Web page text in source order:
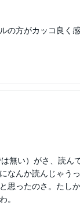
の方がカッコ良く
無い）がさ、読ん
なんか読んじゃう
思ったのさ。たし
。